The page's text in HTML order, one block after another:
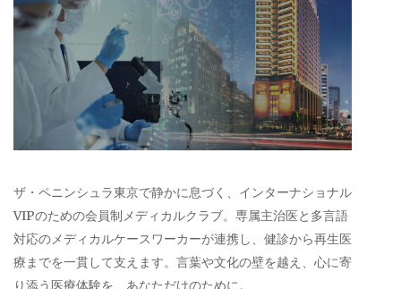
ザ・ペニンシュラ東京で静かに息づく、インターナショナル
VIPのための会員制メディカルクラブ。専属主治医と多言語
対応のメディカルケースワーカーが連携し、健診から再生医
療までを一貫して支えます。言葉や文化の壁を越え、心に寄
り添う医療体験を、あなただけのために。